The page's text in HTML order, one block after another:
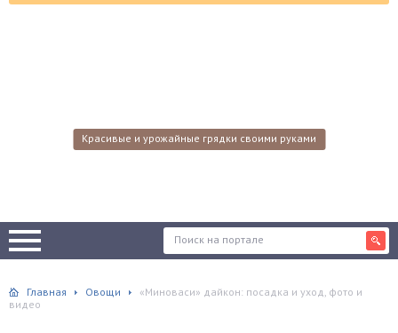
Красивые и урожайные грядки своими руками
Главная Овощи
«Миноваси» дайкон: посадка и уход, фото и
видео